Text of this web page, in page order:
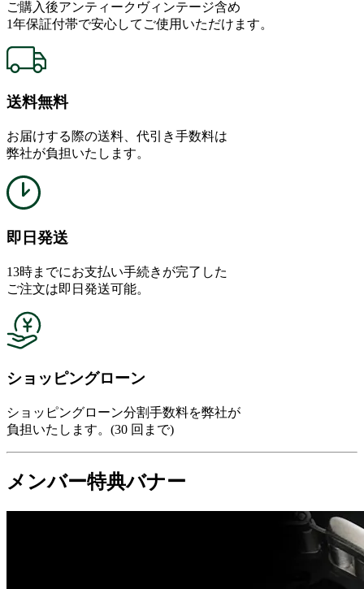
ご購入後アンティークヴィンテージ含め
1年保証付帯で安心してご使用いただけます。
送料無料
お届けする際の送料、代引き手数料は
弊社が負担いたします。
即日発送
13時までにお支払い手続きが完了した
ご注文は即日発送可能。
ショッピングローン
ショッピングローン分割手数料を弊社が
負担いたします。(30 回まで)
メンバー特典バナー